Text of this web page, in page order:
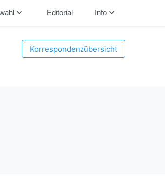
keyboard_arrow_down Editorial Infokeyboard_arrow_down
Korrespondenzübersicht